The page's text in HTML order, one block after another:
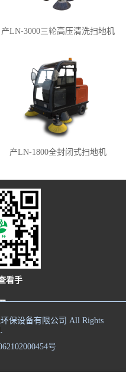
产LN-3000三轮高压清洗扫地机
产LN-1800全封闭式扫地机
看手
保设备有限公司 All Rights
号